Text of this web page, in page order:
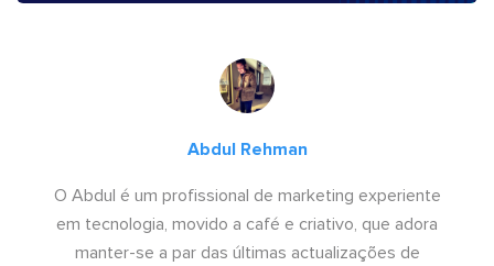
Abdul Rehman
O Abdul é um profissional de marketing experiente
em tecnologia, movido a café e criativo, que adora
manter-se a par das últimas actualizações de